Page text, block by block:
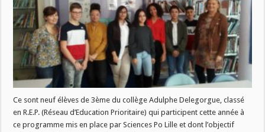
participent
au
programme
d’études
intégrées
de
Sciences
Po
Lille
Ce sont neuf élèves de 3ème du collège Adulphe Delegorgue, classé
en R.E.P. (Réseau d’Education Prioritaire) qui participent cette année à
ce programme mis en place par Sciences Po Lille et dont l’objectif